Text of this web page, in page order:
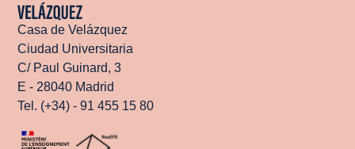
Casa de Velázquez
Ciudad Universitaria
C/ Paul Guinard, 3
E - 28040 Madrid
Tel. (+34) - 91 455 15 80